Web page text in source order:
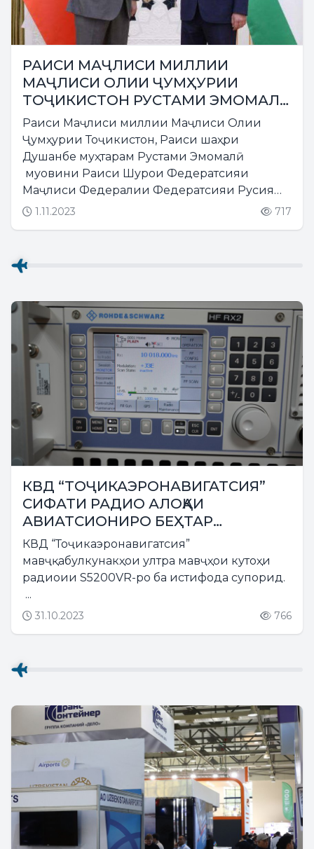
РАИСИ МАҶЛИСИ МИЛЛИИ
МАҶЛИСИ ОЛИИ ҶУМҲУРИИ
ТОҶИКИСТОН РУСТАМИ ЭМОМАЛӢ
БО МУОВИНИ РАИСИ ШУРОИ
ФЕДЕРАТСИЯИ МАҶЛИСИ
ФЕДЕРАЛИИ ФЕДЕРАТСИЯИ РУСИЯ
НИКОЛАЙ ЖУРАВЛЁВ МУЛОҚОТ
НАМУДАНД
Раиси Маҷлиси миллии Маҷлиси Олии
Ҷумҳурии Тоҷикистон, Раиси шаҳри
Душанбе муҳтарам Рустами Эмомалӣ
муовини Раиси Шурои Федератсияи
Маҷлиси Федералии Федератсияи Русия
Николай Журавлёвро, ки ҷиҳати иштирок
Ҷумҳурии...
1.11.2023 717
КВД “ТОҶИКАЭРОНАВИГАТСИЯ”
СИФАТИ РАДИО АЛОҚАИ
АВИАТСИОНИРО БЕҲТАР
МЕКУНАД
КВД “Тоҷикаэронавигатсия”
мавҷқабулкунакҳои ултра мавҷҳои кутоҳи
радиоии S5200VR-ро ба истифода супорид.
...
31.10.2023 766